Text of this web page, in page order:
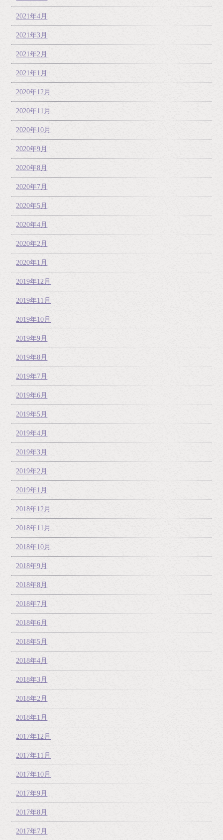
2021年4月
2021年3月
2021年2月
2021年1月
2020年12月
2020年11月
2020年10月
2020年9月
2020年8月
2020年7月
2020年5月
2020年4月
2020年2月
2020年1月
2019年12月
2019年11月
2019年10月
2019年9月
2019年8月
2019年7月
2019年6月
2019年5月
2019年4月
2019年3月
2019年2月
2019年1月
2018年12月
2018年11月
2018年10月
2018年9月
2018年8月
2018年7月
2018年6月
2018年5月
2018年4月
2018年3月
2018年2月
2018年1月
2017年12月
2017年11月
2017年10月
2017年9月
2017年8月
2017年7月